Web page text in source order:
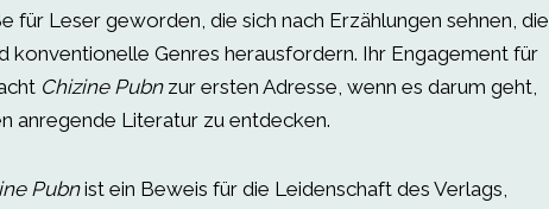
für Leser geworden, die sich nach Erzählungen sehnen, die
konventionelle Genres herausfordern. Ihr Engagement für
Chizine Pubnzur ersten Adresse, wenn es darum geht,
anregende Literatur zu entdecken.
Pubnist ein Beweis für die Leidenschaft des Verlags,